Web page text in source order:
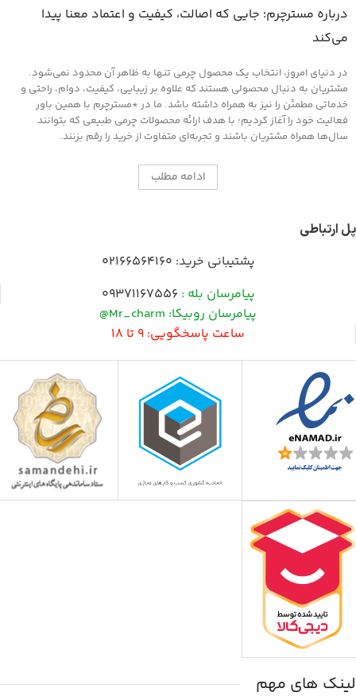
روش مصرف :
ابتدا سطح مورد نظر را کاملا از هرگونه گرد و
غبار تمیز کرده و سپس لایه ای نازک از این
تا خشک شود ، سپس با دستمالی تمیز یا پد
های مخصوص که در همین بخش اکسسوری
موجود است سطح را جلادهید .
درباره مسترچرم؛ جایی که اصالت، کیفیت و اعتماد معنا پیدا
می‌کند
در دنیای امروز، انتخاب یک محصول چرمی تنها به ظاهر آن محدود نمی‌شود.
مشتریان به دنبال محصولی هستند که علاوه بر زیبایی، کیفیت، دوام، راحتی و
خدماتی مطمئن را نیز به همراه داشته باشد. ما در *مسترچرم با همین باور
فعالیت خود را آغاز کردیم؛ با هدف ارائه محصولات چرمی طبیعی که بتوانند
سال‌ها همراه مشتریان باشند و تجربه‌ای متفاوت از خرید را رقم بزنند.
ادامه مطلب
پل ارتباطی
پشتیبانی خرید: 02166564160
پیامرسان بله : 09371167556
پیامرسان روبیکا: Mr_charm@
ساعت پاسخگویی: 9 تا 18
لینک های مهم